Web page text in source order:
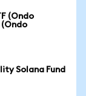
(Ondo
(Ondo
Solana Fund